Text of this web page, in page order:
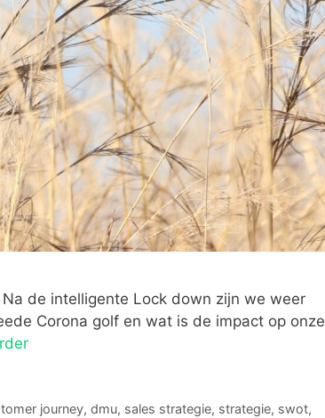
de intelligente Lock down zijn we weer
Corona golf en wat is de impact op onze
journey, dmu, sales strategie, strategie, swot,